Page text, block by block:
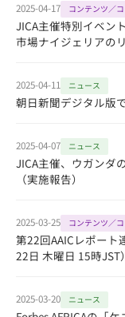
2025-04-17 コンテンツ／
JICA主催特別イベン
市場ナイジェリアの
2025-04-11 ニュース
朝日新聞デジタル版
2025-04-07 ニュース
JICA主催、ウガンダ
（実施報告）
2025-03-25 コンテンツ／
第22回AAICレポート
22日 木曜日 15時
2025-03-20 ニュース